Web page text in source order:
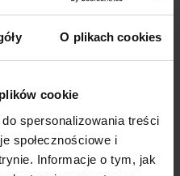
O plikach cookies
cookie
spersonalizowania treści
społecznościowe i
Informacje o tym, jak